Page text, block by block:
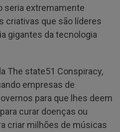
seria extremamente
criativas que são líderes
gigantes da tecnologia
The state51 Conspiracy,
empresas de
para que lhes deem
curar doenças ou
criar milhões de músicas